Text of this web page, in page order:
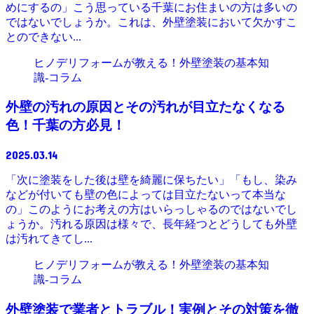
めにするの」こう思っている千葉にお住まいの方は多いの
ではないでしょうか。これは、外壁塗装において欠かすこ
とのできない...
ヒノデリフォームが教える！外壁塗装の基本知
識‐コラム
外壁の汚れの原因とその汚れが目立たなくなる
色！千葉の方必見！
2025.03.14
「次に塗装をした後は壁を綺麗に保ちたい」「もし、染み
などが付いても壁の色によっては目立たないって本当な
の」このようにお考えの方はいらっしゃるのではないでし
ょうか。汚れる原因は様々で、長年経つとどうしても外壁
は汚れてきてし...
ヒノデリフォームが教える！外壁塗装の基本知
識‐コラム
外壁塗装で業者とトラブル！実例とその対策を徹